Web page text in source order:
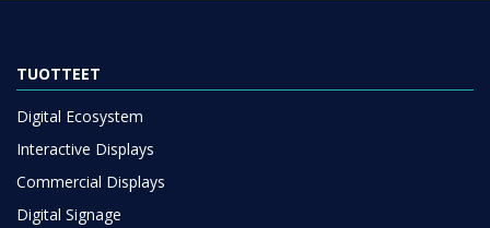
TUOTTEET
Digital Ecosystem
Interactive Displays
Commercial Displays
Digital Signage